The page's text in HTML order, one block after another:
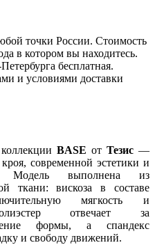
точки России. Стоимость
в котором вы находитесь.
бесплатная.
и условиями доставки
BASE от Тезис—
современной эстетики и
Модель выполнена из
ткани: вискоза в составе
мягкость и
отвечает за
формы, а спандекс
и свободу движений.